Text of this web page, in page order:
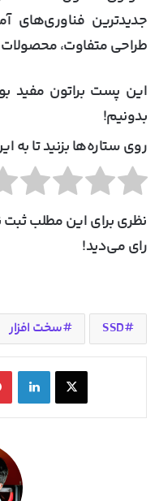
جدیدترین فناوری‌های
طراحی متفاوت،
این پست براتون مفید
بدونیم!
روی ستاره‌ها بزنید تا به
نظری برای این مطلب
رای می‌دید!
SSD سخت افزار
X